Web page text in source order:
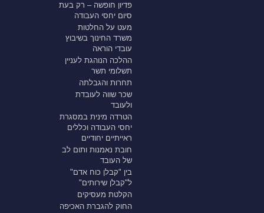
פדיון חופשה – רק בעת
סיום יחסי העבודה
מעט על החלטות
משרד החינוך בשיבוץ
עובדי הוראה
ההלכה הנוהגת לעניין
תשלומי תשר
תחרות והגבלתה
שכר שווה לעובדת
ולעובד
הטרדה מינית במסגרת
יחסי העבודה וכללים
ראייתיים יחודיים
חובת נאמנות ותום לב
של העובד
בין "קבלן כוח אדם"
ל"קבלן שירותים"
הקלטת מעסיקים
החוק להגברת האכיפה